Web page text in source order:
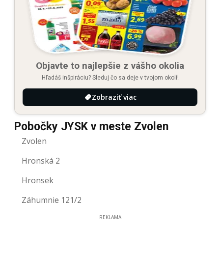
Objavte to najlepšie z vášho okolia
Hľadáš inšpiráciu? Sleduj čo sa deje v tvojom okolí!
Zobraziť viac
Pobočky JYSK v meste Zvolen
Zvolen
Hronská 2
Hronsek
Záhumnie 121/2
REKLAMA